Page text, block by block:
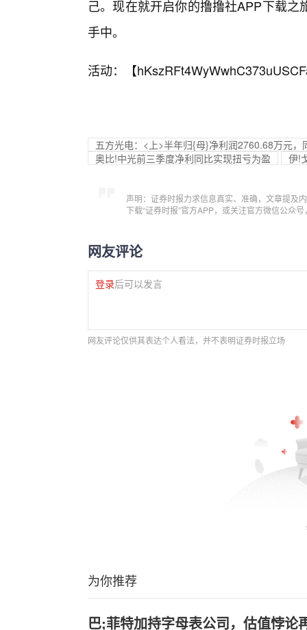
己。现在就开启你的撸撸社APP下载
手中。
活动：【
五方光电：<上>半年归{母}净利润2760.68万元，
奥比!中光前三季度净利同比实现扭亏为盈
伊!
声明：证券时报力求信息真实、准确，文章提及
下载“证券时报”官方APP，或关注官方微信公众
网友评论
登录后可以发言
网友评论仅供其表达个人看法，并不表明证券时报立场
为你推荐
巴;菲特加持字母表公司，估值悖论